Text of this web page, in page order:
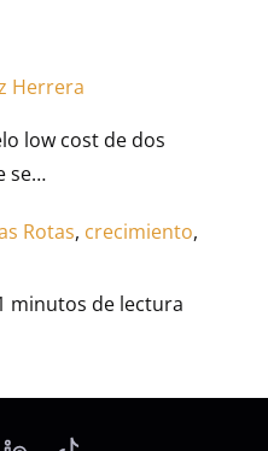
Herrera
low cost de dos
se…
Rotas, crecimiento,
minutos de lectura